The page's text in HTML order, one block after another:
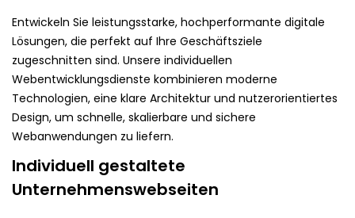
Entwickeln Sie leistungsstarke, hochperformante digitale
Lösungen, die perfekt auf Ihre Geschäftsziele
zugeschnitten sind. Unsere individuellen
Webentwicklungsdienste kombinieren moderne
Technologien, eine klare Architektur und nutzerorientiertes
Design, um schnelle, skalierbare und sichere
Webanwendungen zu liefern.
Individuell gestaltete
Unternehmenswebseiten